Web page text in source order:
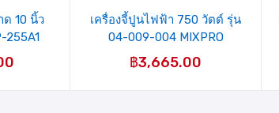
ด 10 นิ้ว
255A1
เครื่องจี้ปูนไฟฟ้า 750 วัตต์ รุ่น
04-009-004 MIXPRO
฿3,665.00